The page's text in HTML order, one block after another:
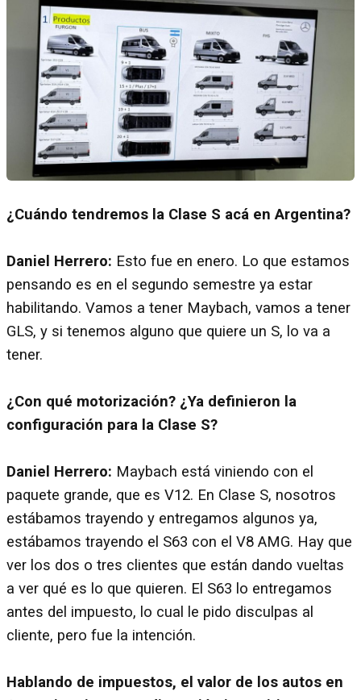
¿Cuándo tendremos la Clase S acá en Argentina?
Daniel Herrero: Esto fue en enero. Lo que estamos
pensando es en el segundo semestre ya estar
habilitando. Vamos a tener Maybach, vamos a tener
GLS, y si tenemos alguno que quiere un S, lo va a
tener.
¿Con qué motorización? ¿Ya definieron la
configuración para la Clase S?
Daniel Herrero: Maybach está viniendo con el
paquete grande, que es V12. En Clase S, nosotros
estábamos trayendo y entregamos algunos ya,
estábamos trayendo el S63 con el V8 AMG. Hay que
ver los dos o tres clientes que están dando vueltas
a ver qué es lo que quieren. El S63 lo entregamos
antes del impuesto, lo cual le pido disculpas al
cliente, pero fue la intención.
Hablando de impuestos, el valor de los autos en